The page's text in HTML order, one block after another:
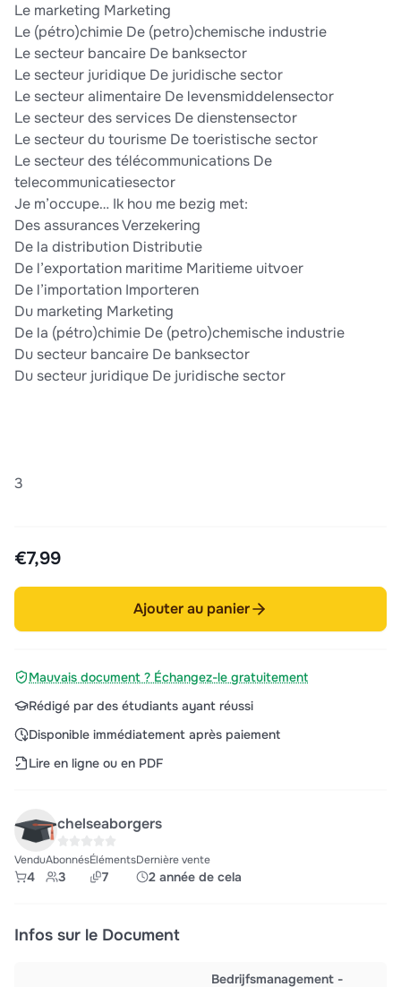
Le marketing Marketing
Le (pétro)chimie De (petro)chemische industrie
Le secteur bancaire De banksector
Le secteur juridique De juridische sector
Le secteur alimentaire De levensmiddelensector
Le secteur des services De dienstensector
Le secteur du tourisme De toeristische sector
Le secteur des télécommunications De
telecommunicatiesector
Je m’occupe… Ik hou me bezig met:
Des assurances Verzekering
De la distribution Distributie
De l’exportation maritime Maritieme uitvoer
De l’importation Importeren
Du marketing Marketing
De la (pétro)chimie De (petro)chemische industrie
Du secteur bancaire De banksector
Du secteur juridique De juridische sector
3
€7,99
Ajouter au panier
Mauvais document ? Échangez-le gratuitement
Rédigé par des étudiants ayant réussi
Disponible immédiatement après paiement
Lire en ligne ou en PDF
chelseaborgers
Vendu
4
Abonnés
3
Éléments
7
Dernière vente
2 année de cela
Infos sur le Document
Bedrijfsmanagement -